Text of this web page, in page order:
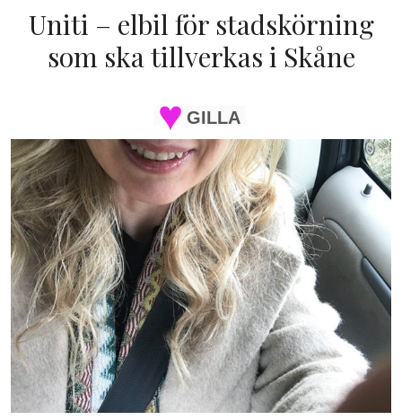
Uniti – elbil för stadskörning
som ska tillverkas i Skåne
GILLA